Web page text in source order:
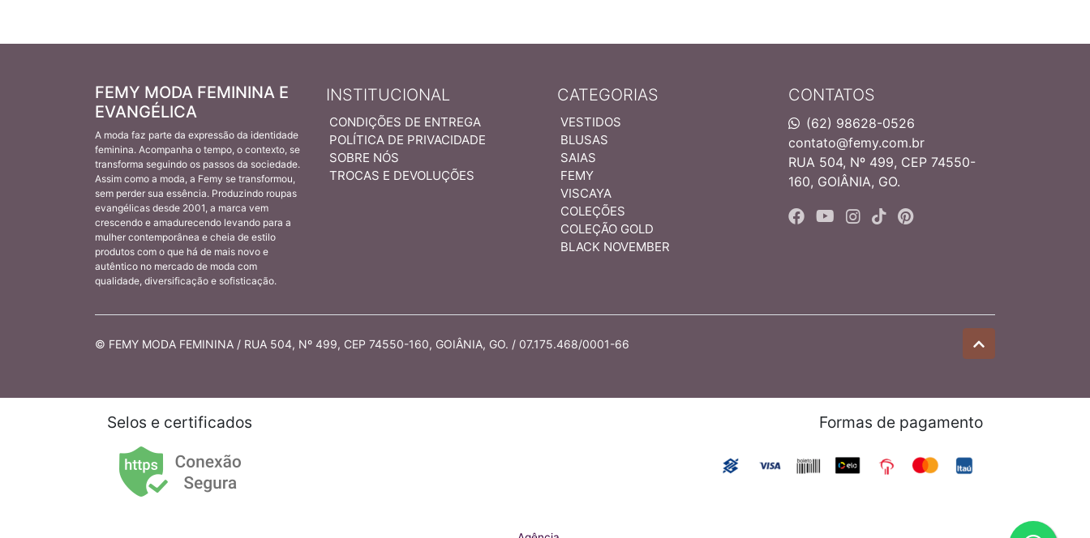
CONTATOS
(62) 98628-0526
contato@femy.com.br
RUA 504, Nº 499, CEP 74550-
160, GOIÂNIA, GO.
INSTITUCIONAL
CONDIÇÕES DE ENTREGA
POLÍTICA DE PRIVACIDADE
SOBRE NÓS
TROCAS E DEVOLUÇÕES
CATEGORIAS
VESTIDOS
BLUSAS
SAIAS
FEMY
VISCAYA
COLEÇÕES
COLEÇÃO GOLD
BLACK NOVEMBER
FEMY MODA FEMININA E
EVANGÉLICA
A moda faz parte da expressão da identidade
feminina. Acompanha o tempo, o contexto, se
transforma seguindo os passos da sociedade.
Assim como a moda, a Femy se transformou,
sem perder sua essência. Produzindo roupas
evangélicas desde 2001, a marca vem
crescendo e amadurecendo levando para a
mulher contemporânea e cheia de estilo
produtos com o que há de mais novo e
autêntico no mercado de moda com
qualidade, diversificação e sofisticação.
© FEMY MODA FEMININA / RUA 504, Nº 499, CEP 74550-160, GOIÂNIA, GO. / 07.175.468/0001-66
Selos e certificados Formas de pagamento